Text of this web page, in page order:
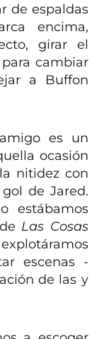
de espaldas
encima,
girar el
cambiar
a Buffon
es un
ocasión
nitidez con
de Jared.
estábamos
Las Cosas
escenas -
de las y